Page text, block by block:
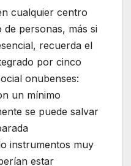
cualquier centro
personas, más si
recuerda el
por cinco
onubenses:
un mínimo
se puede salvar
instrumentos muy
estar